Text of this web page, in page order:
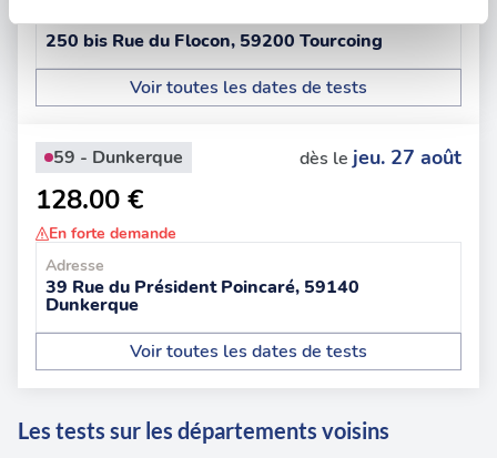
Les cookies nous permettent de personnaliser le contenu
et les annonces, d'offrir des fonctionnalités relatives aux
médias sociaux et d'analyser notre trafic. Nous
partageons également des informations sur l'utilisation de
publicité et d'analyse, qui peuvent combiner celles-ci
ou qu'ils ont collectées lors de votre utilisation de leurs
services.
Adresse
250 bis Rue du Flocon, 59200 Tourcoing
Voir toutes les dates de tests
59 - Dunkerque dès le jeu. 27 août
128.00 €
En forte demande
Adresse
39 Rue du Président Poincaré, 59140
Dunkerque
Voir toutes les dates de tests
Les tests sur les départements voisins